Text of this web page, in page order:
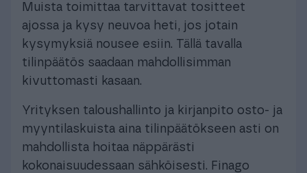
Muista toimittaa tarvittavat tositteet
ajossa ja kysy neuvoa heti, jos jotain
kysymyksiä nousee esiin. Tällä tavalla
tilinpäätös saadaan mahdollisimman
kivuttomasti kasaan.
Yrityksen taloushallinto ja kirjanpito osto- ja
myyntilaskuista aina tilinpäätökseen asti on
mahdollista hoitaa näppärästi
kokonaisuudessaan sähköisesti. Finago